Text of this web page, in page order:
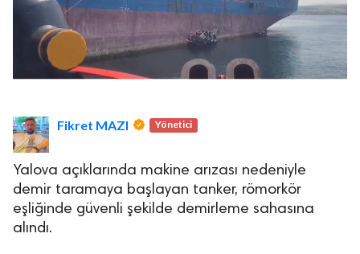
Fikret MAZI Yönetici
Yalova açıklarında makine arızası nedeniyle
demir taramaya başlayan tanker, römorkör
eşliğinde güvenli şekilde demirleme sahasına
alındı.